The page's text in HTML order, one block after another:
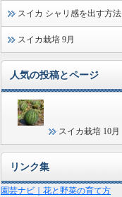
スイカ シャリ感を出す方法
スイカ栽培 9月
人気の投稿とページ
スイカ栽培 10月
リンク集
園芸ナビ｜花と野菜の育て方